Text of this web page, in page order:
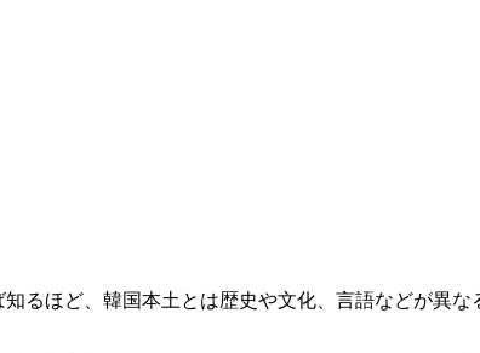
るほど、韓国本土とは歴史や文化、言語などが異